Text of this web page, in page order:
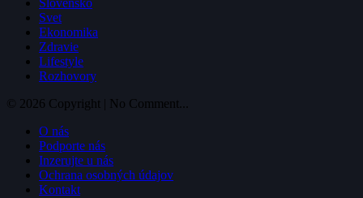
Svet
Ekonomika
Zdravie
Lifestyle
Rozhovory
© 2026 Copyright | No Comment...
O nás
Podporte nás
Inzerujte u nás
Ochrana osobných údajov
Kontakt